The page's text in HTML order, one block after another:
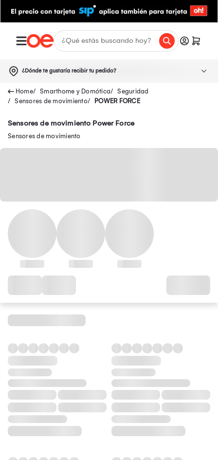
¿Dónde te gustaría recibir tu pedido?
Smarthome y Domótica
Seguridad
Sensores de movimiento
POWER FORCE
Sensores de movimiento Power Force
Sensores de movimiento